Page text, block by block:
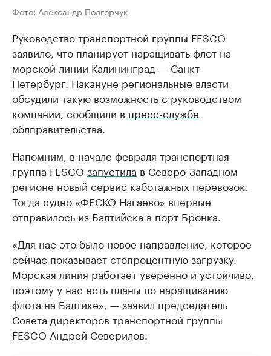
Фото: Александр Подгорчук
Руководство транспортной группы FESCO
заявило, что планирует наращивать флот на
морской линии Калининград — Санкт-
Петербург. Накануне региональные власти
обсудили такую возможность с руководством
компании, сообщили в пресс-службе
облправительства.
Напомним, в начале февраля транспортная
группа FESCO запустила в Северо-Западном
регионе новый сервис каботажных перевозок.
Тогда судно «ФЕСКО Нагаево» впервые
отправилось из Балтийска в порт Бронка.
«Для нас это было новое направление, которое
сейчас показывает стопроцентную загрузку.
Морская линия работает уверенно и устойчиво,
поэтому у нас есть планы по наращиванию
флота на Балтике», — заявил председатель
Совета директоров транспортной группы
FESCO Андрей Северилов.